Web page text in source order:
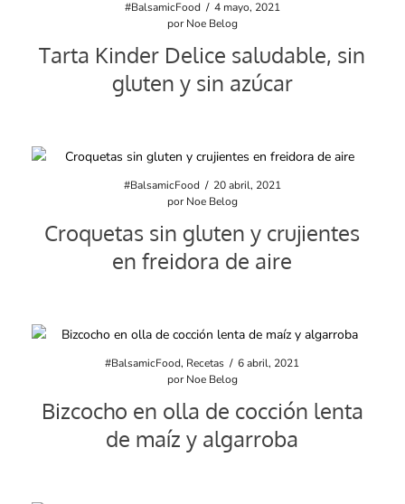
#BalsamicFood / 4 mayo, 2021
porNoe Belog
Tarta Kinder Delice saludable, sin
gluten y sin azúcar
#BalsamicFood / 20 abril, 2021
porNoe Belog
Croquetas sin gluten y crujientes
en freidora de aire
#BalsamicFood, Recetas / 6 abril, 2021
porNoe Belog
Bizcocho en olla de cocción lenta
de maíz y algarroba